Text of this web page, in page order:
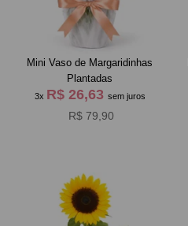
Mini Vaso de Margaridinhas
Plantadas
3x R$ 26,63 sem juros
R$ 79,90